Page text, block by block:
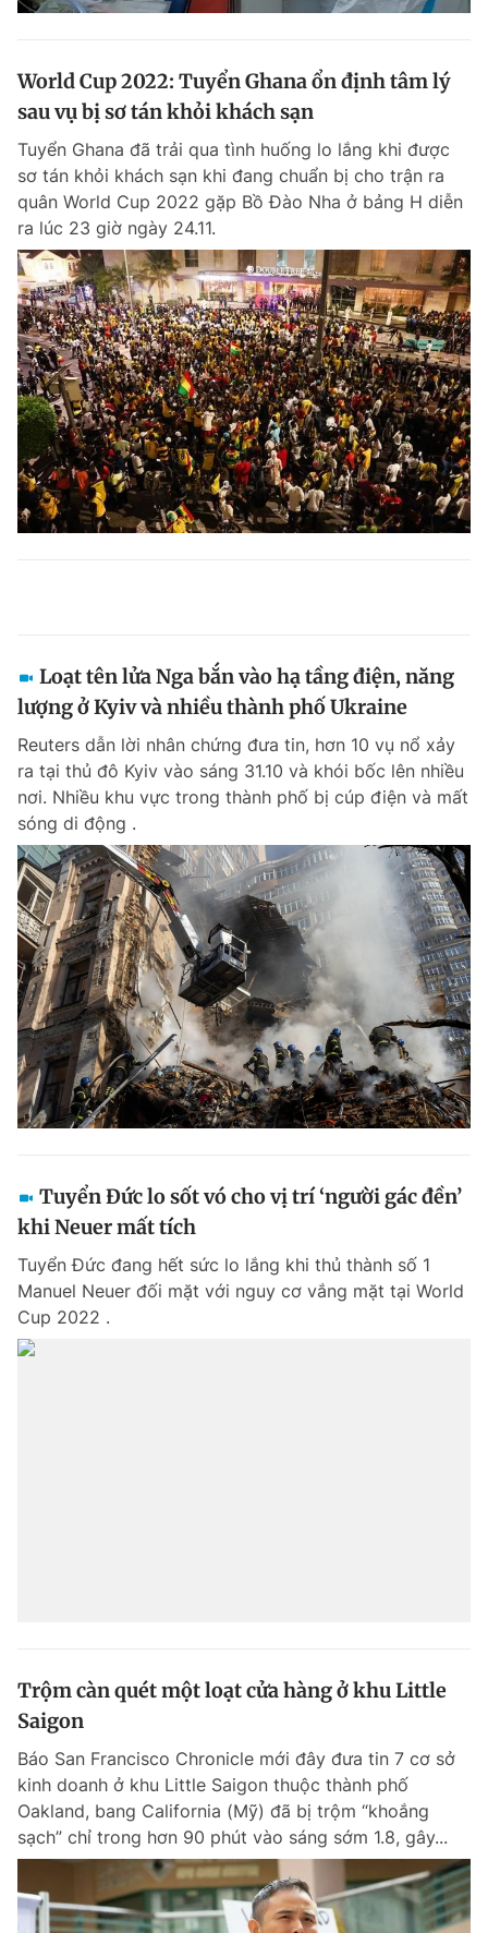
World Cup 2022: Tuyển Ghana ổn định tâm lý
sau vụ bị sơ tán khỏi khách sạn
Tuyển Ghana đã trải qua tình huống lo lắng khi được
sơ tán khỏi khách sạn khi đang chuẩn bị cho trận ra
quân World Cup 2022 gặp Bồ Đào Nha ở bảng H diễn
ra lúc 23 giờ ngày 24.11.
Loạt tên lửa Nga bắn vào hạ tầng điện, năng
lượng ở Kyiv và nhiều thành phố Ukraine
Reuters dẫn lời nhân chứng đưa tin, hơn 10 vụ nổ xảy
ra tại thủ đô Kyiv vào sáng 31.10 và khói bốc lên nhiều
nơi. Nhiều khu vực trong thành phố bị cúp điện và mất
sóng di động .
Tuyển Đức lo sốt vó cho vị trí ‘người gác đền’
khi Neuer mất tích
Tuyển Đức đang hết sức lo lắng khi thủ thành số 1
Manuel Neuer đối mặt với nguy cơ vắng mặt tại World
Cup 2022 .
Trộm càn quét một loạt cửa hàng ở khu Little
Saigon
Báo San Francisco Chronicle mới đây đưa tin 7 cơ sở
kinh doanh ở khu Little Saigon thuộc thành phố
Oakland, bang California (Mỹ) đã bị trộm “khoắng
sạch” chỉ trong hơn 90 phút vào sáng sớm 1.8, gây...